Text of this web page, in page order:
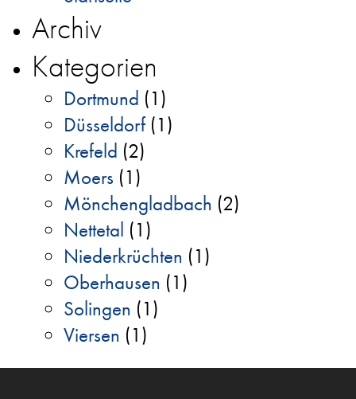
Archiv
Kategorien
Dortmund (1)
Düsseldorf(1)
Krefeld (2)
Moers (1)
Mönchengladbach (2)
Nettetal (1)
Niederkrüchten (1)
Oberhausen (1)
Solingen (1)
Viersen (1)